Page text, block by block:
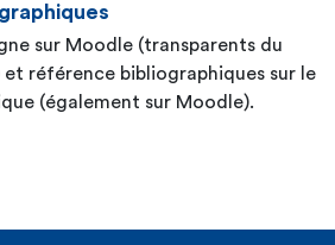
sur Moodle (transparents du
référence bibliographiques sur le
(également sur Moodle).